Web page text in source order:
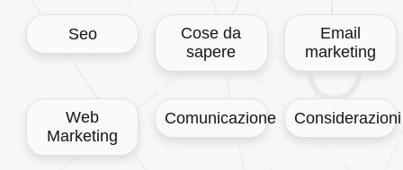
Seo
Cose da
sapere
Email
marketing
Web
Marketing
Comunicazione Considerazioni